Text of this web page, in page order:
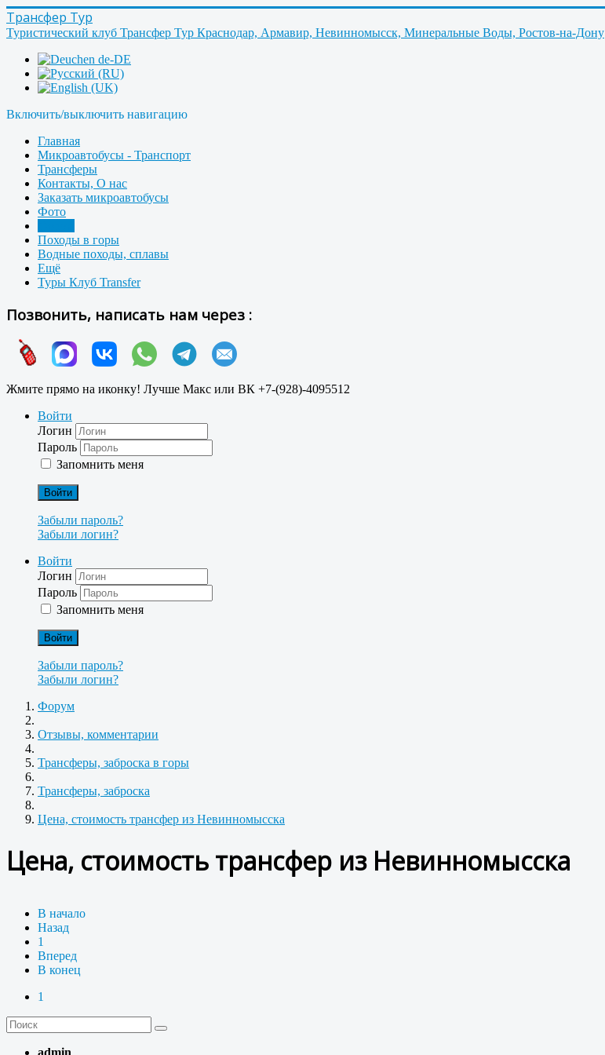
Трансфер Тур
Туристический клуб Трансфер Тур Краснодар, Армавир, Невинномысск, Минеральные Воды, Ростов-на-Дону
Включить/выключить навигацию
Главная
Микроавтобусы - Транспорт
Трансферы
Контакты, О нас
Заказать микроавтобусы
Фото
Походы в горы
Водные походы, сплавы
Ещё
Туры Клуб Transfer
Позвонить, написать нам через :
Жмите прямо на иконку! Лучше Макс или ВК +7-(928)-4095512
Войти
Логин
Пароль
Запомнить меня
Войти
Забыли пароль?
Забыли логин?
Войти
Логин
Пароль
Запомнить меня
Войти
Забыли пароль?
Забыли логин?
Форум
Отзывы, комментарии
Трансферы, заброска в горы
Трансферы, заброска
Цена, стоимость трансфер из Невинномысска
Цена, стоимость трансфер из Невинномысска
В начало
Назад
1
Вперед
В конец
1